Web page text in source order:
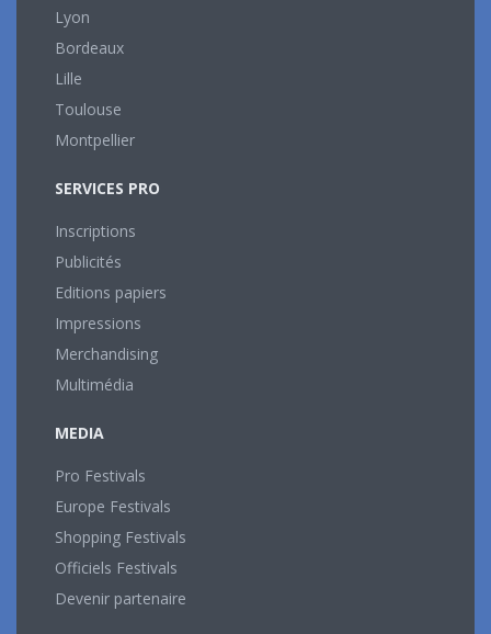
Lyon
Bordeaux
Lille
Toulouse
Montpellier
SERVICES PRO
Inscriptions
Publicités
Editions papiers
Impressions
Merchandising
Multimédia
MEDIA
Pro Festivals
Europe Festivals
Shopping Festivals
Officiels Festivals
Devenir partenaire